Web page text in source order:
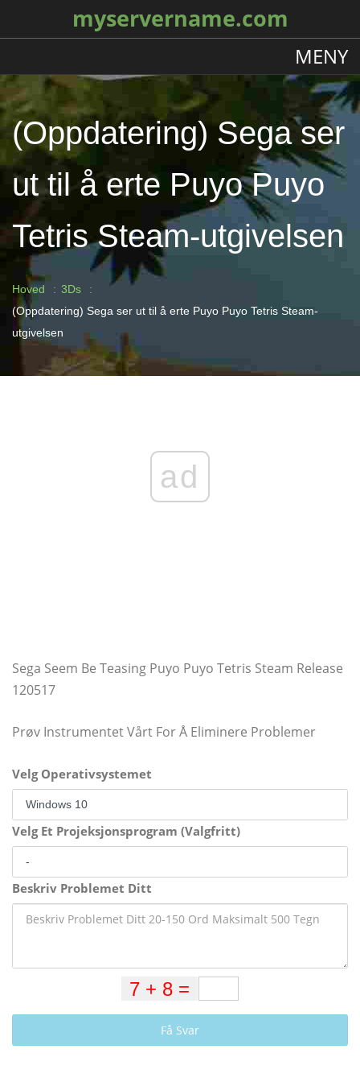
myservername.com
MENY
(Oppdatering) Sega ser
ut til å erte Puyo Puyo
Tetris Steam-utgivelsen
Hoved
3Ds
(Oppdatering) Sega ser ut til å erte Puyo Puyo Tetris Steam-
utgivelsen
ad
Sega Seem Be Teasing Puyo Puyo Tetris Steam Release
120517
Prøv Instrumentet Vårt For Å Eliminere Problemer
Velg Operativsystemet
Velg Et Projeksjonsprogram (Valgfritt)
Beskriv Problemet Ditt
Få Svar